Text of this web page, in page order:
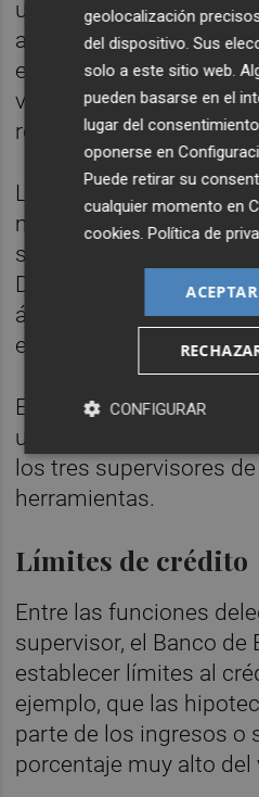
un informe de carácter
analizarán los
estabilidad financiera,
vinculantes adoptadas
recomendaciones y
La gestión de las
macroprudenciales se
supervisores -Banco de
Dirección General de
ámbito de actuación y
experto.
El pasado diciembre, el
un
los tres supervisores
herramientas.
Límites de crédito
Entre las funciones
supervisor, el Banco de
establecer límites al
ejemplo, que las
parte de los ingresos o
porcentaje muy alto del
geolocalización
del dispositivo. Sus
solo a este sitio web.
pueden basarse en el
lugar del
oponerse en
Puede retirar su
cualquier momento en
cookies .Política de
CONFIGURAR